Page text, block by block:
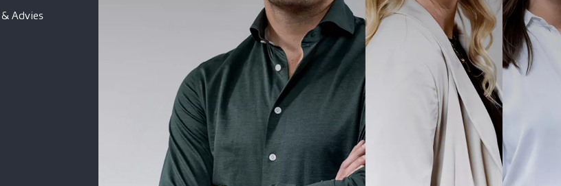
Advies